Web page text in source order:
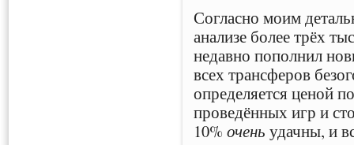
Согласно моим
анализе более трёх
недавно пополнил
всех трансферов
определяется ценой
проведённых игр и
10%очень удачны, и